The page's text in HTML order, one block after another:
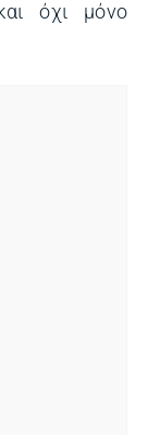
όχι μόνο